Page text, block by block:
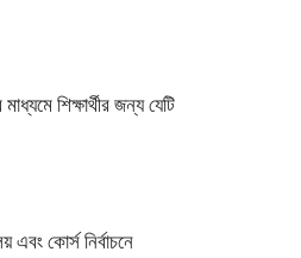
শিক্ষার্থীর জন্য যেটি
এবং কোর্স নির্বাচনে